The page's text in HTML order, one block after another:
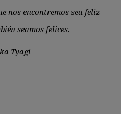
nos encontremos sea feliz
seamos felices.
Tyagi